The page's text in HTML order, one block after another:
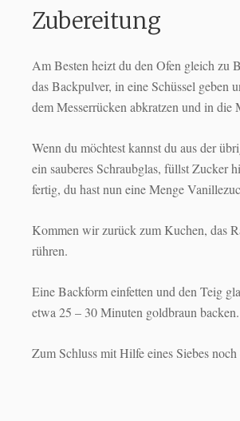
Zubereitung
Am Besten heizt du den Ofen gleich zu
das Backpulver, in eine Schüssel geben
dem Messerrücken abkratzen und in die
Wenn du möchtest kannst du aus der
ein sauberes Schraubglas, füllst Zucker
fertig, du hast nun eine Menge
Kommen wir zurück zum Kuchen, das
rühren.
Eine Backform einfetten und den Teig
etwa 25 – 30 Minuten goldbraun
Zum Schluss mit Hilfe eines Siebes